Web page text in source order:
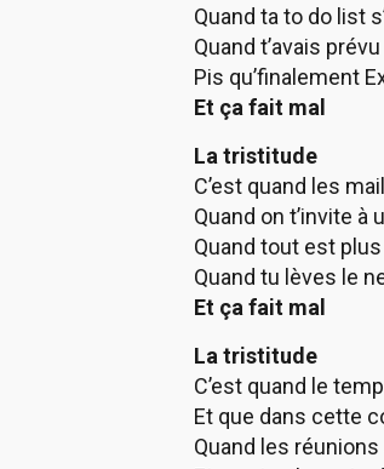
Quand ta to do list
Quand t’avais
Pis qu’finalement
Et ça fait mal
La tristitude
C’est quand les
Quand on t’invite
Quand tout est
Quand tu lèves le
Et ça fait mal
La tristitude
C’est quand le
Et que dans cette
Quand les